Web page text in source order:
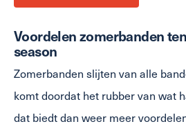
Voordelen zomerbanden
season
Zomerbanden slijten van alle
komt doordat het rubber van wat
dat biedt dan weer meer